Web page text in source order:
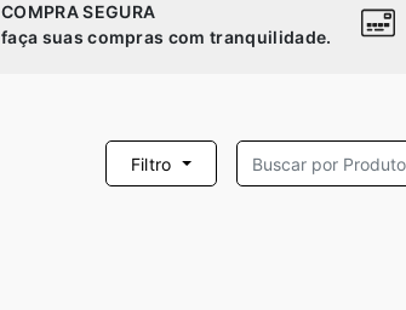
COMPRA SEGURA
faça suas compras com tranquilidade.
Filtro